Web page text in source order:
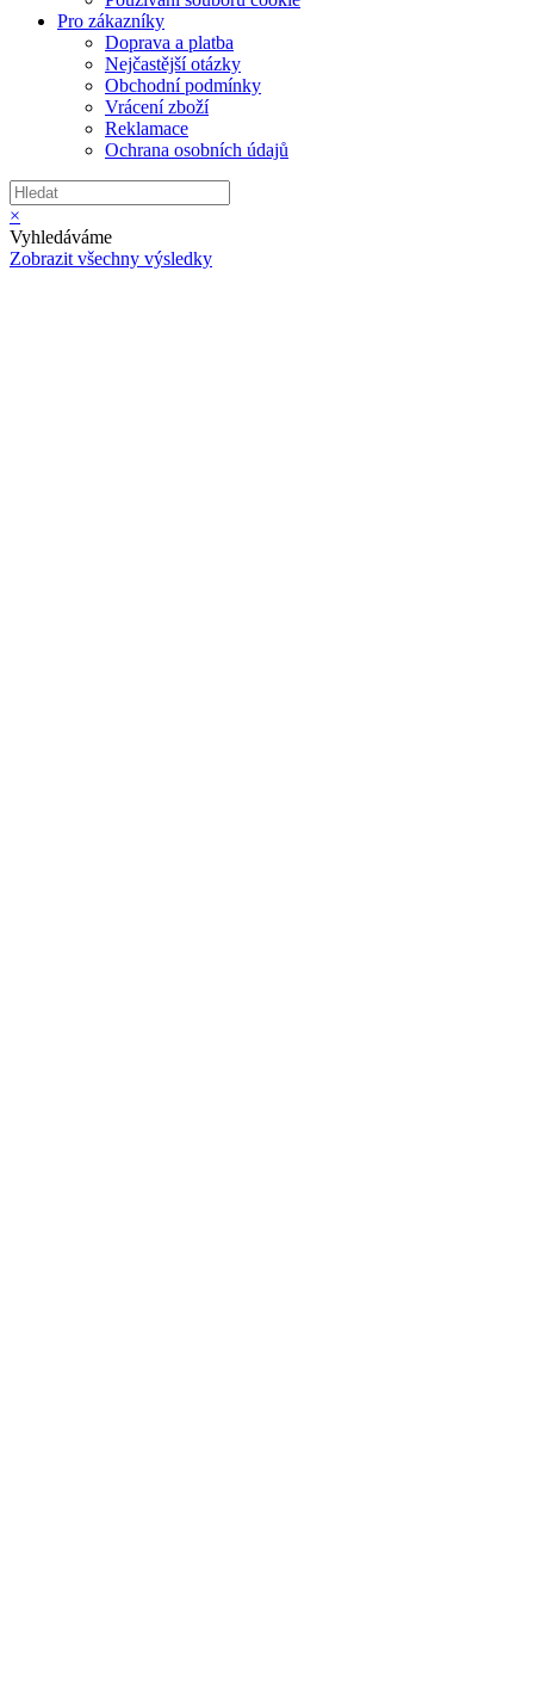
Pro zákazníky
Doprava a platba
Nejčastější otázky
Obchodní podmínky
Vrácení zboží
Reklamace
Ochrana osobních údajů
×
Vyhledáváme
Zobrazit všechny výsledky